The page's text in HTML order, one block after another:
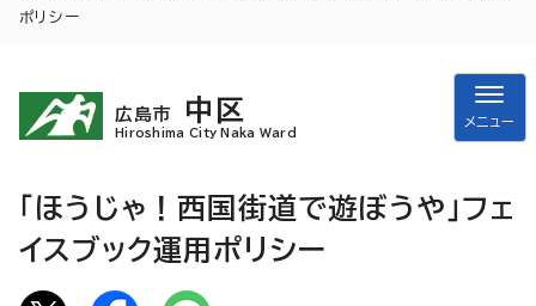
ポリシー
広島市 中区
Hiroshima City Naka Ward
メニュー
「ほうじゃ！西国街道で遊ぼうや」フェ
イスブック運用ポリシー